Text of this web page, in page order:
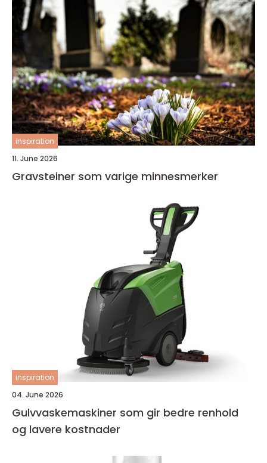
inspiration
11. June 2026
Gravsteiner som varige minnesmerker
inspiration
04. June 2026
Gulvvaskemaskiner som gir bedre renhold
og lavere kostnader